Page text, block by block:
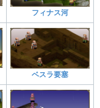
フィナス河
ベスラ要塞